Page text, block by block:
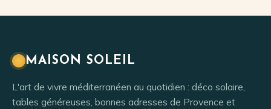
MAISON SOLEIL
L'art de vivre méditerranéen au quotidien : déco solaire,
tables généreuses, bonnes adresses de Provence et